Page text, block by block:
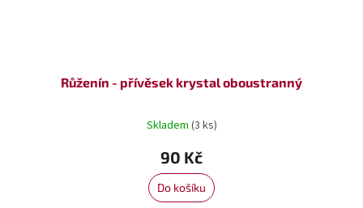
Růženín - přívěsek krystal oboustranný
Skladem (3 ks)
90 Kč
Do košíku